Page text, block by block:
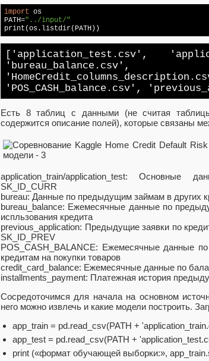
import os
PATH="../input/"
print(os.listdir(PATH))
['application_test.csv',
'bureau_balance.csv',
'POS_CASH_balance.csv',
Есть 8 таблиц с данными (не считая
содержится описание полей), которые связаны
application_train/application_test: Основные
SK_ID_CURR
bureau: Данные по предыдущим займам в других
bureau_balance: Ежемесячные данные по
испльзования кредита
previous_application: Предыдущие заявки по
SK_ID_PREV
POS_CASH_BALANCE: Ежемесячные данные
кредитам на покупки товаров
credit_card_balance: Ежемесячные данные по
installments_payment: Платежная история
Сосредоточимся для начала на основном
него можно извлечь и какие модели построить.
app_train = pd.read_csv(PATH +
app_test = pd.read_csv(PATH +
print («формат обучающей выборки:»,